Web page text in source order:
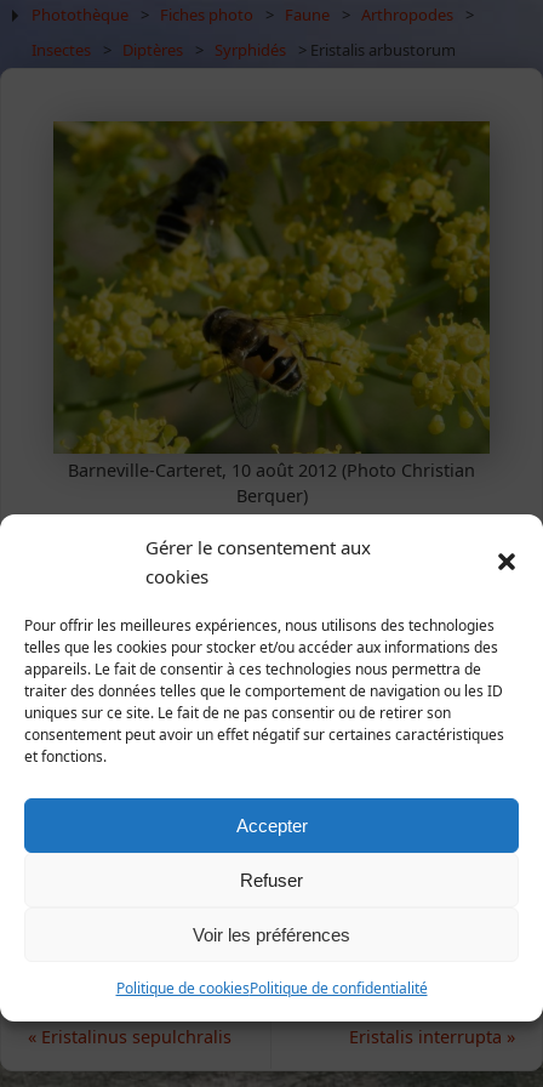
Gérer le consentement aux
cookies
Pour offrir les meilleures expériences, nous utilisons des technologies
telles que les cookies pour stocker et/ou accéder aux informations des
appareils. Le fait de consentir à ces technologies nous permettra de
traiter des données telles que le comportement de navigation ou les ID
uniques sur ce site. Le fait de ne pas consentir ou de retirer son
consentement peut avoir un effet négatif sur certaines caractéristiques
et fonctions.
Accepter
Refuser
Voir les préférences
Politique de cookiesPolitique de confidentialité
Photothèque > Fiches photo > Faune > Arthropodes
>
Insectes
> Diptères > Syrphidés > Eristalis arbustorum
Barneville-Carteret, 10 août 2012 (Photo Christian
Berquer)
Eristalis arbustorum(Linnaeus,
Animalia | Eumetazoa | Arthropoda | Hexapoda |
Insecta | Diptera| Syrphidae
Répartition et statut
Europe : toute l'Europe
France : toute la France
1ère publication : LE CANNELIER (1927), Bulletin de
la Société Normande d'Entomologie.
«Eristalinus sepulchralis Eristalis interrupta »